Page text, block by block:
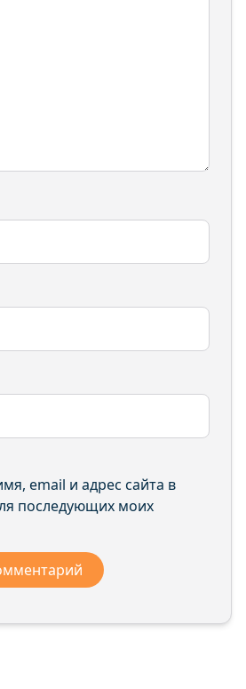
email и адрес сайта в
последующих моих